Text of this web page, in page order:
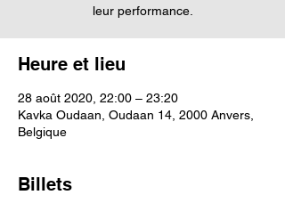
leur performance.
Heure et lieu
28 août 2020, 22:00 – 23:20
Kavka Oudaan, Oudaan 14, 2000 Anvers,
Belgique
Billets